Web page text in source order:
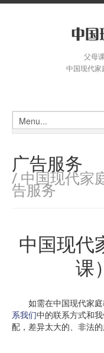
父母
中国现代
广告服务
/ 中国现代家
告服务
中国现代
课
如需在中国现代家庭
系我们中的联系方式和
配，差异太大的、非法的